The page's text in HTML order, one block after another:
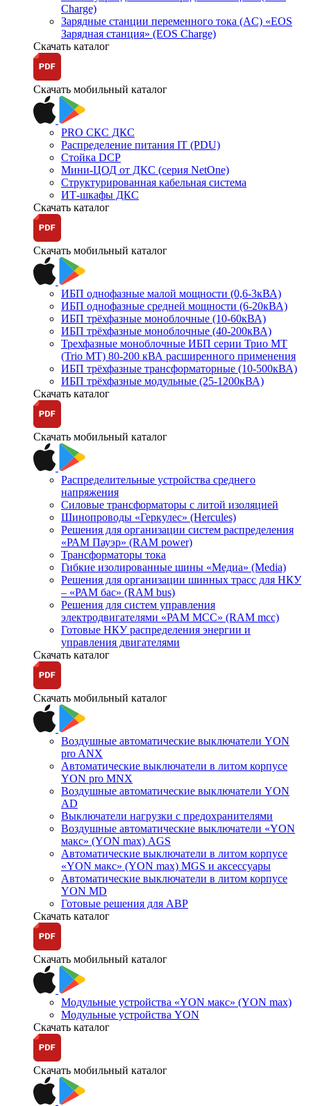
Charge)
Зарядные станции переменного тока (AC) «EOS
Зарядная станция» (EOS Charge)
Скачать каталог
Скачать мобильный каталог
PRO СКС ДКС
Распределение питания IT (PDU)
Стойка DCP
Мини-ЦОД от ДКС (серия NetOne)
Структурированная кабельная система
ИТ-шкафы ДКС
Скачать каталог
Скачать мобильный каталог
ИБП однофазные малой мощности (0,6-3кВА)
ИБП однофазные средней мощности (6-20кВА)
ИБП трёхфазные моноблочные (10-60кВА)
ИБП трёхфазные моноблочные (40-200кВА)
Трехфазные моноблочные ИБП серии Трио МТ
(Trio MT) 80-200 кВА расширенного применения
ИБП трёхфазные трансформаторные (10-500кВА)
ИБП трёхфазные модульные (25-1200кВА)
Скачать каталог
Скачать мобильный каталог
Распределительные устройства среднего
напряжения
Силовые трансформаторы с литой изоляцией
Шинопроводы «Геркулес» (Hercules)
Решения для организации систем распределения
«РАМ Пауэр» (RAM power)
Трансформаторы тока
Гибкие изолированные шины «Медиа» (Media)
Решения для организации шинных трасс для НКУ
– «РАМ бас» (RAM bus)
Решения для систем управления
электродвигателями «РАМ МСС» (RAM mcc)
Готовые НКУ распределения энергии и
управления двигателями
Скачать каталог
Скачать мобильный каталог
Воздушные автоматические выключатели YON
pro ANX
Автоматические выключатели в литом корпусе
YON pro MNX
Воздушные автоматические выключатели YON
AD
Выключатели нагрузки с предохранителями
Воздушные автоматические выключатели «YON
макс» (YON max) AGS
Автоматические выключатели в литом корпусе
«YON макс» (YON max) MGS и аксессуары
Автоматические выключатели в литом корпусе
YON MD
Готовые решения для АВР
Скачать каталог
Скачать мобильный каталог
Модульные устройства «YON макс» (YON max)
Модульные устройства YON
Скачать каталог
Скачать мобильный каталог